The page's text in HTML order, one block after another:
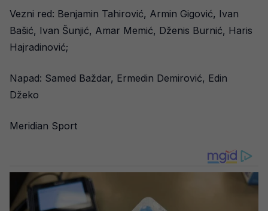
Vezni red: Benjamin Tahirović, Armin Gigović, Ivan
Bašić, Ivan Šunjić, Amar Memić, Dženis Burnić, Haris
Hajradinović;
Napad: Samed Baždar, Ermedin Demirović, Edin
Džeko
Meridian Sport